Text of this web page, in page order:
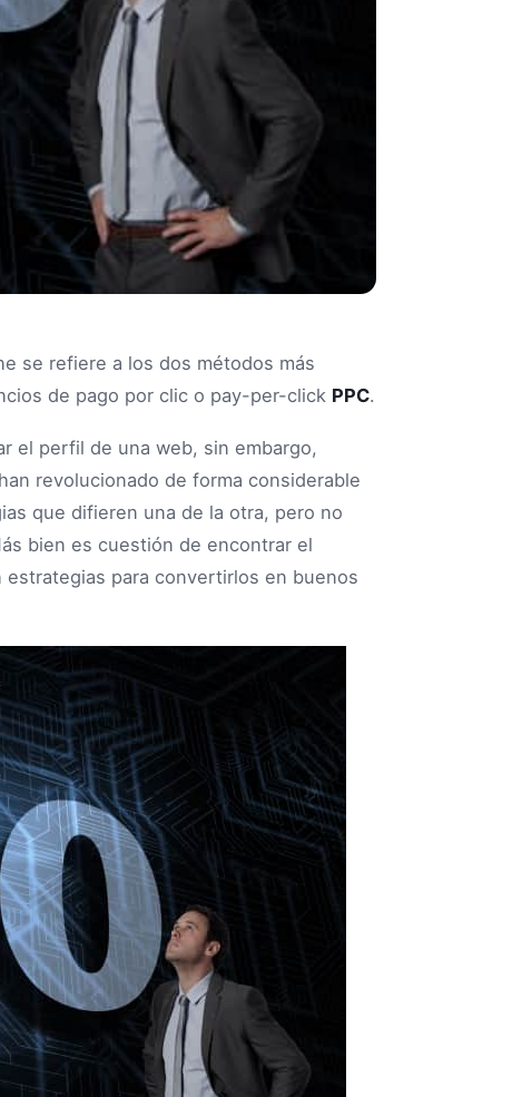
se refiere a los dos métodos más
de pago por clic o pay-per-click PPC.
el perfil de una web, sin embargo,
revolucionado de forma considerable
que difieren una de la otra, pero no
bien es cuestión de encontrar el
para convertirlos en buenos